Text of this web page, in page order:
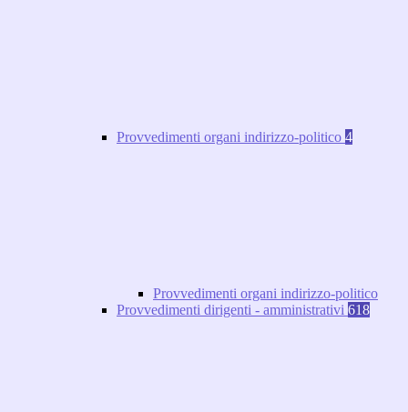
Provvedimenti organi indirizzo-politico 4
Provvedimenti organi indirizzo-politico
Provvedimenti dirigenti - amministrativi 618